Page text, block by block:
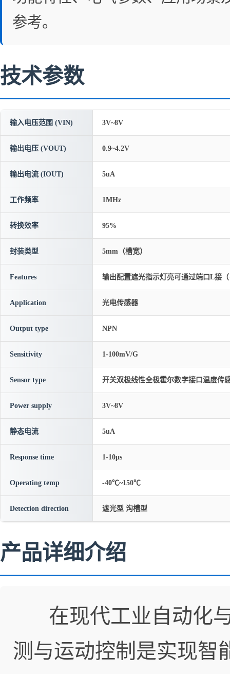
参考。
技术参数
输入电压范围 (VIN) 3V~8V
输出电压 (VOUT) 0.9~4.2V
输出电流 (IOUT) 5uA
工作频率 1MHz
转换效率 95%
封装类型 5mm（槽宽）
Features 输出配置遮光指示灯亮可通过端口L接
Application 光电传感器
Output type NPN
Sensitivity 1-100mV/G
Sensor type 开关双极线性全极霍尔数字接口温度传
Power supply 3V~8V
静态电流 5uA
Response time 1-10μs
Operating temp -40℃~150℃
Detection direction 遮光型 沟槽型
产品详细介绍
在现代工业自动化与
测与运动控制是实现智